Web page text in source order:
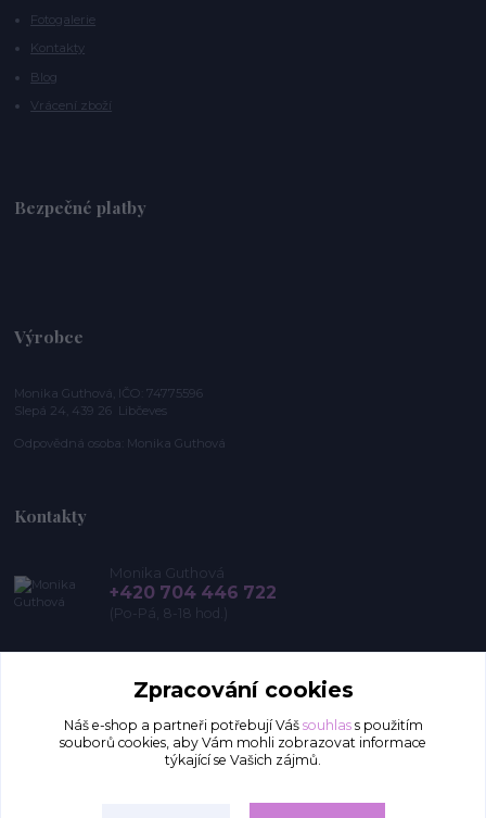
Fotogalerie
Kontakty
Blog
Vrácení zboží
Bezpečné platby
Výrobce
Monika Guthová, IČO: 74775596
Slepá 24, 439 26 Libčeves
Odpovědná osoba: Monika Guthová
Kontakty
Monika Guthová
+420 704 446 722
(Po-Pá, 8-18 hod.)
Zpracování cookies
Náš e-shop a partneři potřebují Váš souhlass použitím
souborů cookies, aby Vám mohli zobrazovat informace
týkající se Vašich zájmů.